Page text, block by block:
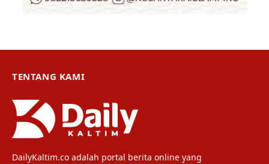
TENTANG KAMI
DailyKaltim.co adalah portal berita online yang